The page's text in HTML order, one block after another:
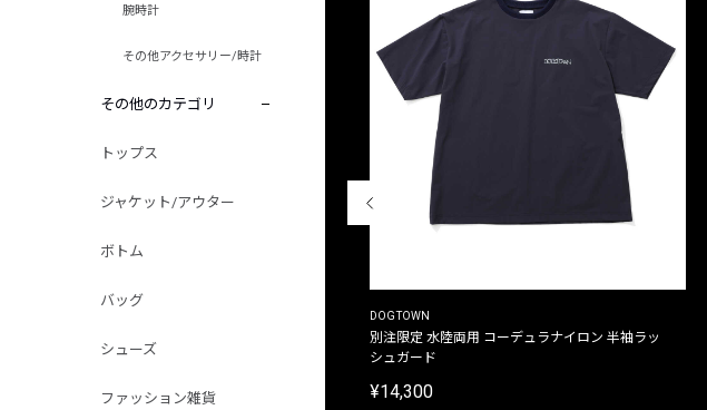
腕時計
その他アクセサリー/時計
その他のカテゴリ
トップス
ジャケット/アウター
ボトム
バッグ
シューズ
ファッション雑貨
プリントTシャツ
DOGTOWN
別注限定 水陸両用 コーデュラナイロン 半袖ラッ
シュガード
¥14,300